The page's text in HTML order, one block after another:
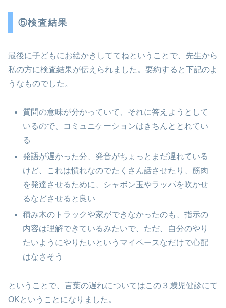
⑤検査結果
最後に子どもにお絵かきしててねということで、先生から
私の方に検査結果が伝えられました。要約すると下記のよ
うなものでした。
質問の意味が分かっていて、それに答えようとして
いるので、コミュニケーションはきちんととれてい
る
発語が遅かった分、発音がちょっとまだ遅れている
けど、これは慣れなのでたくさん話させたり、筋肉
を発達させるために、シャボン玉やラッパを吹かせ
るなどさせると良い
積み木のトラックや家ができなかったのも、指示の
内容は理解できているみたいで、ただ、自分のやり
たいようにやりたいというマイペースなだけで心配
はなさそう
ということで、言葉の遅れについてはこの３歳児健診にて
OKということになりました。